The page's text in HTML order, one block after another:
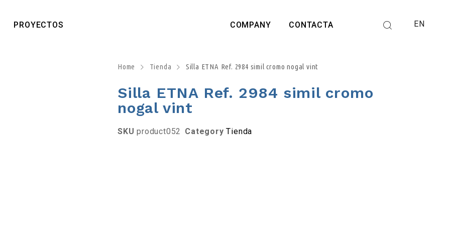
PROYECTOS COMPANY CONTACTA EN
Home Tienda Silla ETNA Ref. 2984 simil cromo nogal vint
Silla ETNA Ref. 2984 simil cromo
nogal vint
SKUproduct052 Category Tienda